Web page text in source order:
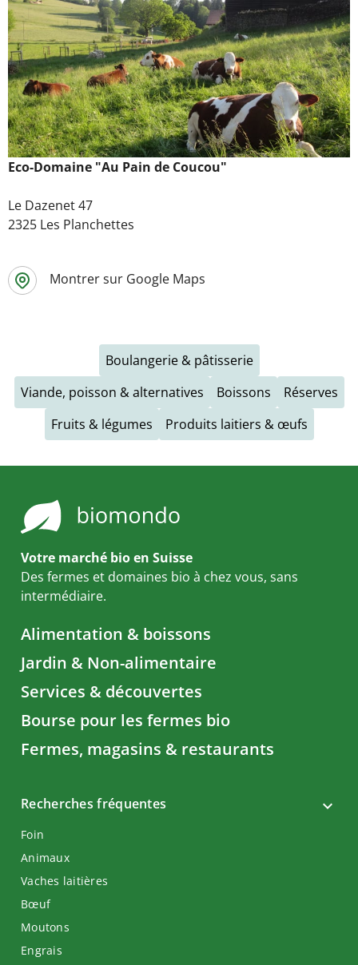
Eco-Domaine "Au Pain de Coucou"
Le Dazenet 47
2325 Les Planchettes
Montrer sur Google Maps
Boulangerie & pâtisserie
Viande, poisson & alternatives
Boissons
Réserves
Fruits & légumes
Produits laitiers & œufs
Votre marché bio en Suisse
Des fermes et domaines bio à chez vous, sans
intermédiaire.
Alimentation & boissons
Jardin & Non-alimentaire
Services & découvertes
Bourse pour les fermes bio
Fermes, magasins & restaurants
Recherches fréquentes
Foin
Animaux
Vaches laitières
Bœuf
Moutons
Engrais